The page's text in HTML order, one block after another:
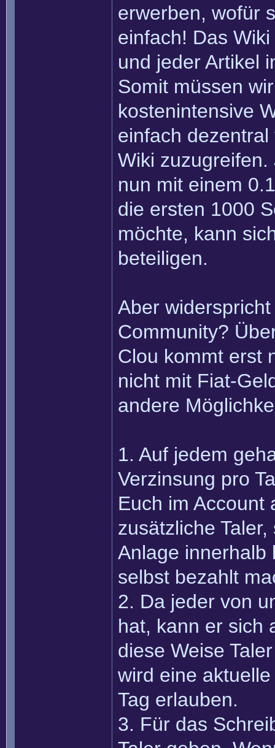
erwerben, wofür
einfach! Das
und jeder Artikel
Somit müssen
kostenintensive
einfach
Wiki
nun mit einem
die ersten 1000
möchte, kann
beteiligen.
Aber
Community?
Clou kommt erst
nicht mit Fiat-
andere
1. Auf jedem
Verzinsung pro
Euch im Account
zusätzliche
Anlage innerhalb
selbst bezahlt
2. Da jeder von
hat, kann er sich
diese Weise
wird eine
Tag erlauben.
3. Für das